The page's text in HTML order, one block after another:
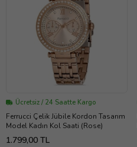
Ücretsiz / 24 Saatte Kargo
Ferrucci Çelik Jübile Kordon Tasarım
Model Kadın Kol Saati (Rose)
1.799,00 TL